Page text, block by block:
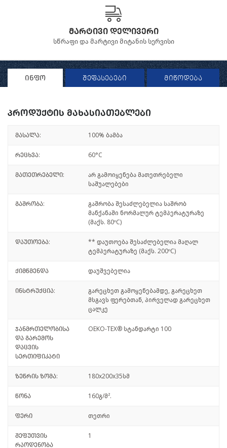
მარტივი დელივერი
სწრაფი და მარტივი მიტანის სერვისი
ინფო შეფასებები მიწოდება
პროდუქტის მახასიათებლები
მასალა: 100% ბამბა
რეცხვა: 60°C
მათეთრებელი:
არ გამოიყენება მათეთრებელი
საშუალებები
გაშრობა:
გაშრობა შესაძლებელია საშრობ
მანქანაში ნორმალურ ტემპერატურაზე
(მაქს. 80ºC)
დაუთოება:
** დაუთოება შესაძლებელია მაღალ
ტემპერატურაზე (მაქს. 200ºC)
ქიმწმენდა დაუშვებელია
ინსტრუქცია:
გარეცხეთ გამოყენებამდე, გარეცხეთ
მსგავს ფერებთან, პირველად გარეცხეთ
ცალკე
ჯანმრთელობისა
და გარემოს
დაცვის
სერთიფიკატი
OEKO-TEX® სტანდარტი 100
ზეწრის ზომა: 180x200x35სმ
წონა 160გ/მ².
ფერი თეთრი
შეფუთვის
რაოდენობა
1